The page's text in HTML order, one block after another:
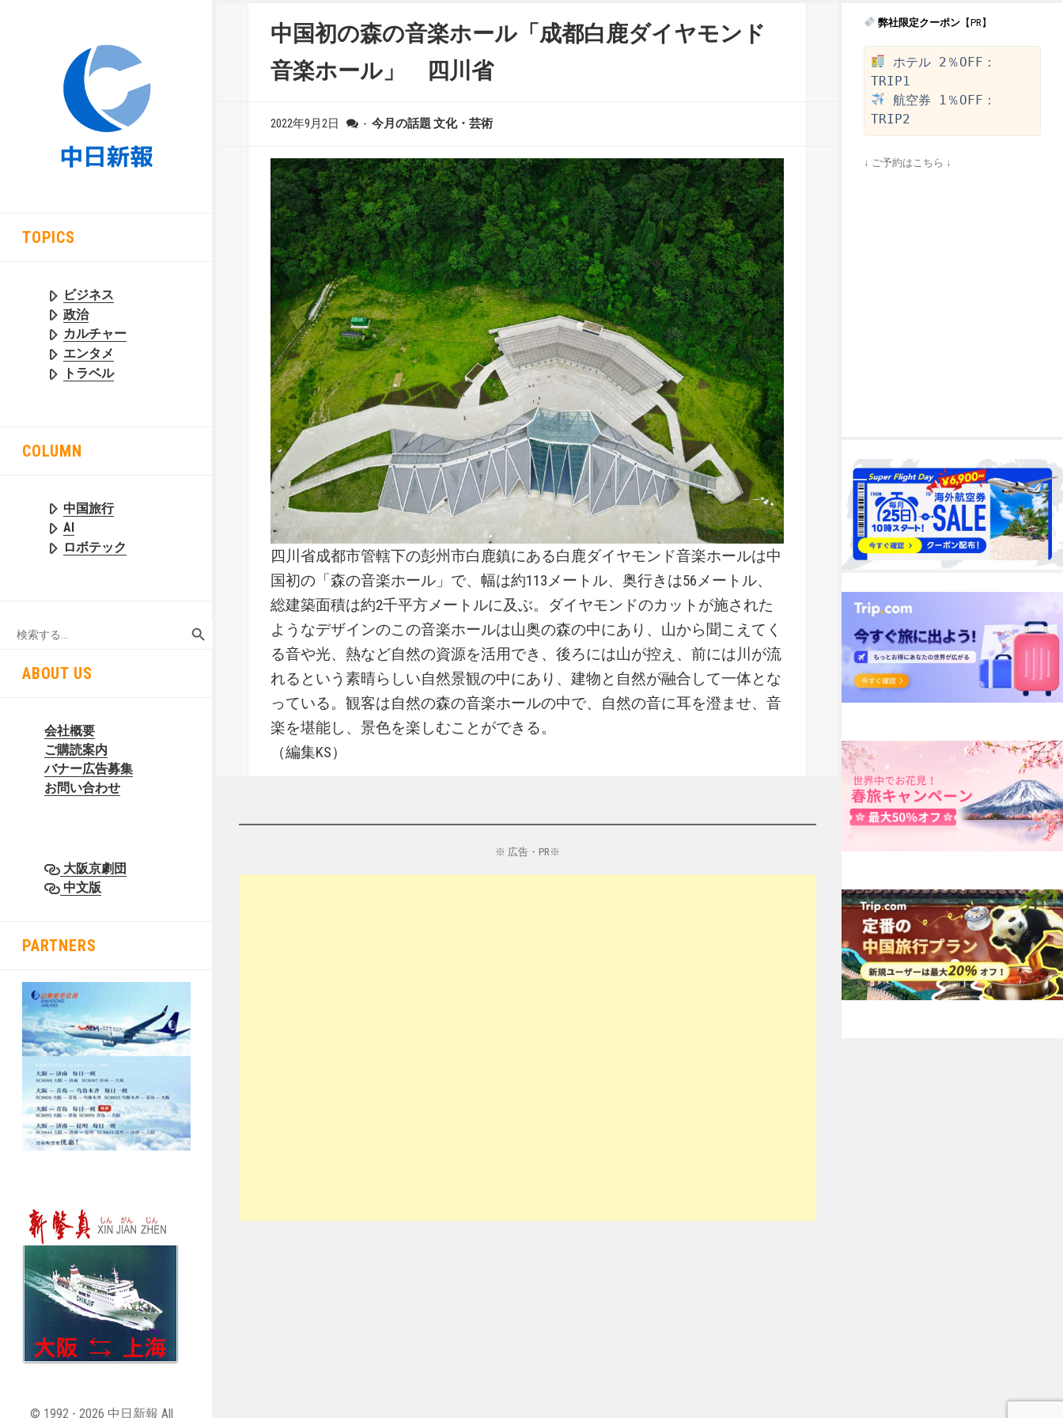
TOPICS
ビジネス
政治
カルチャー
エンタメ
トラベル
COLUMN
中国旅行
AI
ロボテック
Search
ABOUT US
会社概要
ご購読案内
バナー広告募集
お問い合わせ
大阪京劇団
中文版
PARTNERS
© 1992 - 2026 中日新報 All
中国初の森の音楽ホール「成都白鹿ダイヤモンド
音楽ホール」 四川省
2022年9月2日 - 今月の話題 文化・芸術
四川省成都市管轄下の彭州市白鹿鎮にある白鹿ダイヤモンド音楽ホールは中
国初の「森の音楽ホール」で、幅は約113メートル、奥行きは56メートル、
総建築面積は約2千平方メートルに及ぶ。ダイヤモンドのカットが施された
ようなデザインのこの音楽ホールは山奥の森の中にあり、山から聞こえてく
る音や光、熱など自然の資源を活用でき、後ろには山が控え、前には川が流
れるという素晴らしい自然景観の中にあり、建物と自然が融合して一体とな
っている。観客は自然の森の音楽ホールの中で、自然の音に耳を澄ませ、音
楽を堪能し、景色を楽しむことができる。
（編集KS）
※ 広告・PR※
弊社限定クーポン【PR】
ホテル 2％OFF：
航空券 1％OFF：
↓ ご予約はこちら ↓